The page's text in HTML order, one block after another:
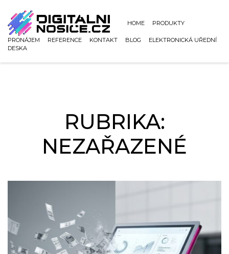
HOME PRODUKTY
PRONÁJEM REFERENCE KONTAKT BLOG
ELEKTRONICKÁ UŘEDNÍ
DESKA
RUBRIKA:
NEZAŘAZENÉ